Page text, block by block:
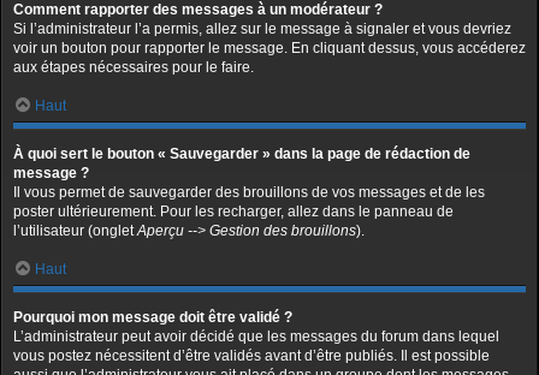
Comment rapporter des messages à un modérateur ?
Si l’administrateur l’a permis, allez sur le message à signaler et vous devriez
voir un bouton pour rapporter le message. En cliquant dessus, vous accéderez
aux étapes nécessaires pour le faire.
Haut
À quoi sert le bouton « Sauvegarder » dans la page de rédaction de
message ?
Il vous permet de sauvegarder des brouillons de vos messages et de les
poster ultérieurement. Pour les recharger, allez dans le panneau de
l’utilisateur (ongletAperçu --> Gestion des brouillons).
Haut
Pourquoi mon message doit être validé ?
L’administrateur peut avoir décidé que les messages du forum dans lequel
vous postez nécessitent d’être validés avant d’être publiés. Il est possible